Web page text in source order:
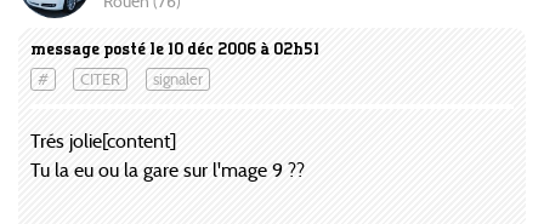
message posté le 10 déc 2006 à 02h51
# CITER signaler
Trés jolie[content]
Tu la eu ou la gare sur l'mage 9 ??